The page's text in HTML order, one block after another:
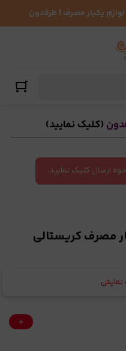
یکبار مصرف | ظرفدون
(کلیک نمایید)
ارسال کلیک نمایید.
مصرف کریستالی
نمایش